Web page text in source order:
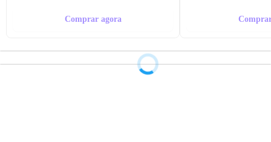
Comprar agora